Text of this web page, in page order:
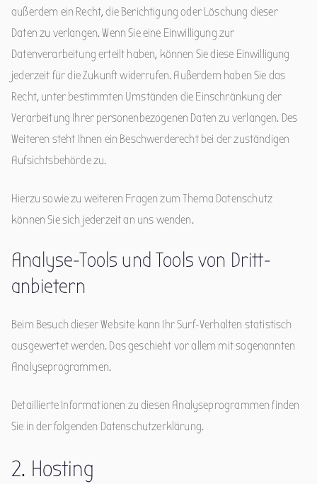
außerdem ein Recht, die Berichtigung oder Löschung dieser
Daten zu verlangen. Wenn Sie eine Einwilligung zur
Datenverarbeitung erteilt haben, können Sie diese Einwilligung
jederzeit für die Zukunft widerrufen. Außerdem haben Sie das
Recht, unter bestimmten Umständen die Einschränkung der
Verarbeitung Ihrer personenbezogenen Daten zu verlangen. Des
Weiteren steht Ihnen ein Beschwerderecht bei der zuständigen
Aufsichtsbehörde zu.
Hierzu sowie zu weiteren Fragen zum Thema Datenschutz
können Sie sich jederzeit an uns wenden.
Analyse-Tools und Tools von Dritt­
anbietern
Beim Besuch dieser Website kann Ihr Surf-Verhalten statistisch
ausgewertet werden. Das geschieht vor allem mit sogenannten
Analyseprogrammen.
Detaillierte Informationen zu diesen Analyseprogrammen finden
Sie in der folgenden Datenschutzerklärung.
2. Hosting